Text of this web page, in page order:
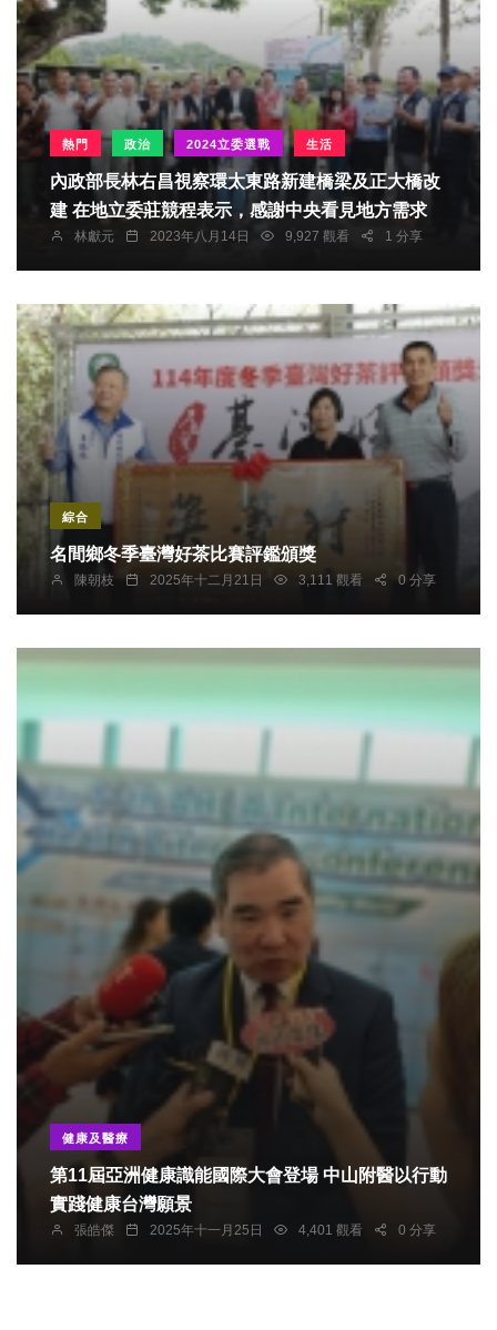
熱門 政治 2024立委選戰 生活
內政部長林右昌視察環太東路新建橋梁及正大橋改
建 在地立委莊競程表示，感謝中央看見地方需求
林獻元 2023年八月14日 9,927 觀看 1 分享
綜合
名間鄉冬季臺灣好茶比賽評鑑頒獎
陳朝枝 2025年十二月21日 3,111 觀看 0 分享
健康及醫療
第11屆亞洲健康識能國際大會登場 中山附醫以行動
實踐健康台灣願景
張皓傑 2025年十一月25日 4,401 觀看 0 分享